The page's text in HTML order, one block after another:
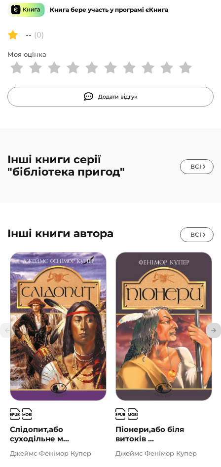
Книга бере участь у програмі єКнига
-- (0)
Моя оцінка
Додати відгук
Інші книги серії
"бібліотека пригод"
ВСІ
Інші книги автора ВСІ
Слідопит,або
суходільне м...
Джеймс Фенімор Купер
Піонери,або біля
витоків ...
Джеймс Фенімор Купер